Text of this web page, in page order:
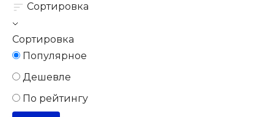
Сортировка
Сортировка
Популярное
Дешевле
По рейтингу